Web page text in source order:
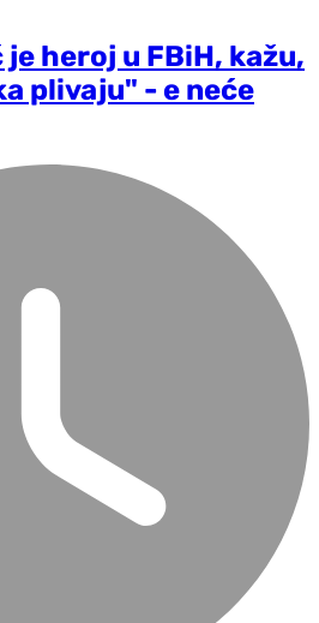
heroj u FBiH, kažu,
plivaju" - e neće